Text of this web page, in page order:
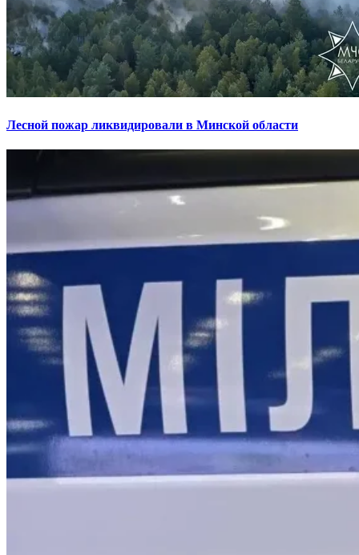
Лесной пожар ликвидировали в Минской области